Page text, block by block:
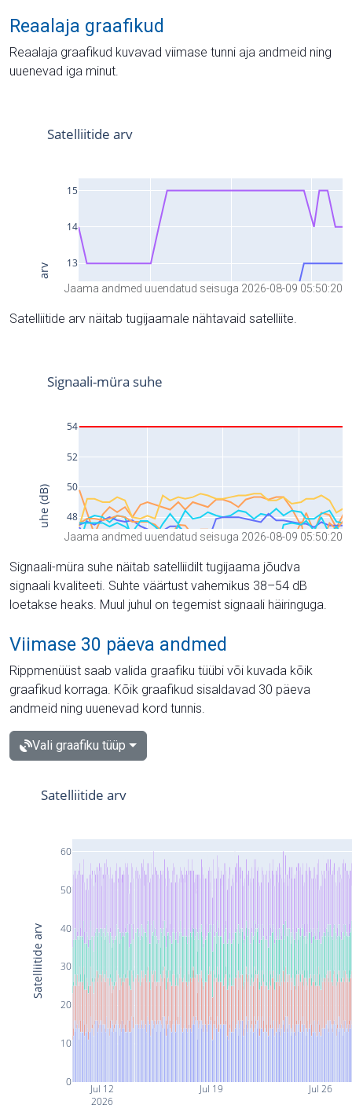
Reaalaja graafikud
Reaalaja graafikud kuvavad viimase tunni aja andmeid ning
uuenevad iga minut.
Jaama andmed uuendatud seisuga 2026-08-09 05:50:20
Satelliitide arv näitab tugijaamale nähtavaid satelliite.
Jaama andmed uuendatud seisuga 2026-08-09 05:50:20
Signaali-müra suhe näitab satelliidilt tugijaama jõudva
signaali kvaliteeti. Suhte väärtust vahemikus 38–54 dB
loetakse heaks. Muul juhul on tegemist signaali häiringuga.
Viimase 30 päeva andmed
Rippmenüüst saab valida graafiku tüübi või kuvada kõik
graafikud korraga. Kõik graafikud sisaldavad 30 päeva
andmeid ning uuenevad kord tunnis.
Vali graafiku tüüp
Jul 12
2026
Jul 19 Jul 26
0
10
20
30
40
50
60
Satelliitide arv
Satelliitide arv